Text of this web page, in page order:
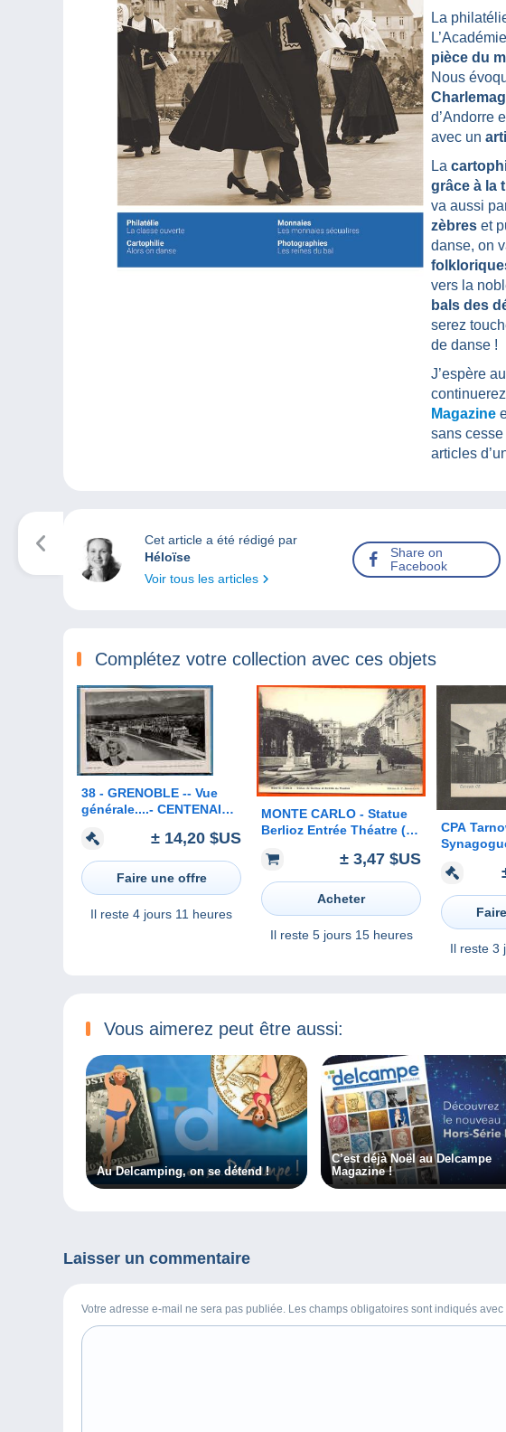
La
pièce du
Nous
d’Andorre
avec un
La
grâce à la
va aussi
zèbres et
danse, on
vers la
bals des
serez
de danse !
J’espère
Magazine
sans
articles
Cet article a été rédigé par
Héloïse
Voir tous les articles
Share on
Facebook
Complétez votre collection avec ces objets
38 - GRENOBLE -- Vue
générale....- CENTENAIRE
± 14,20 $US
Faire une offre
Il reste 4 jours 11 heures
MONTE CARLO - Statue
Berlioz Entrée Théatre (
± 3,47 $US
Acheter
Il reste 5 jours 15 heures
CPA Tarnowskie Gorie
Synagogue détruite
Il reste 3
Vous aimerez peut être aussi:
Au Delcamping, on se détend !
C’est déjà Noël au Delcampe
Magazine !
Laisser un commentaire
Votre adresse e-mail ne sera pas publiée. Les champs obligatoires sont indiqués avec